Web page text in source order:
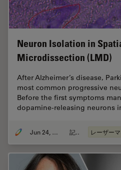
Neuron Isolation in
Microdissection (LMD)
After Alzheimer’s disease,
most common progressive
Before the first symptoms
dopamine-releasing neurons
Jun 24, 2024 記事